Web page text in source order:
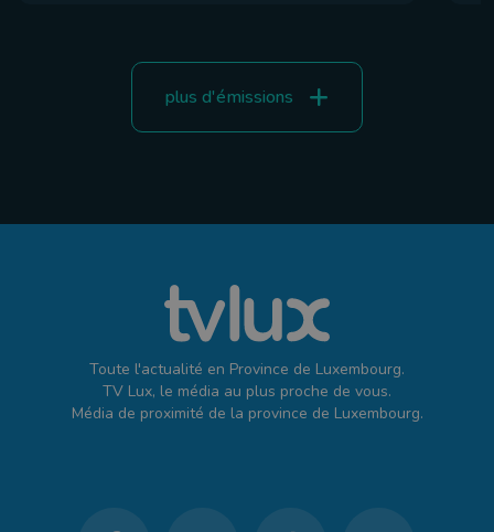
plus d'émissions
Toute l'actualité en Province de Luxembourg.
TV Lux, le média au plus proche de vous.
Média de proximité de la province de Luxembourg.